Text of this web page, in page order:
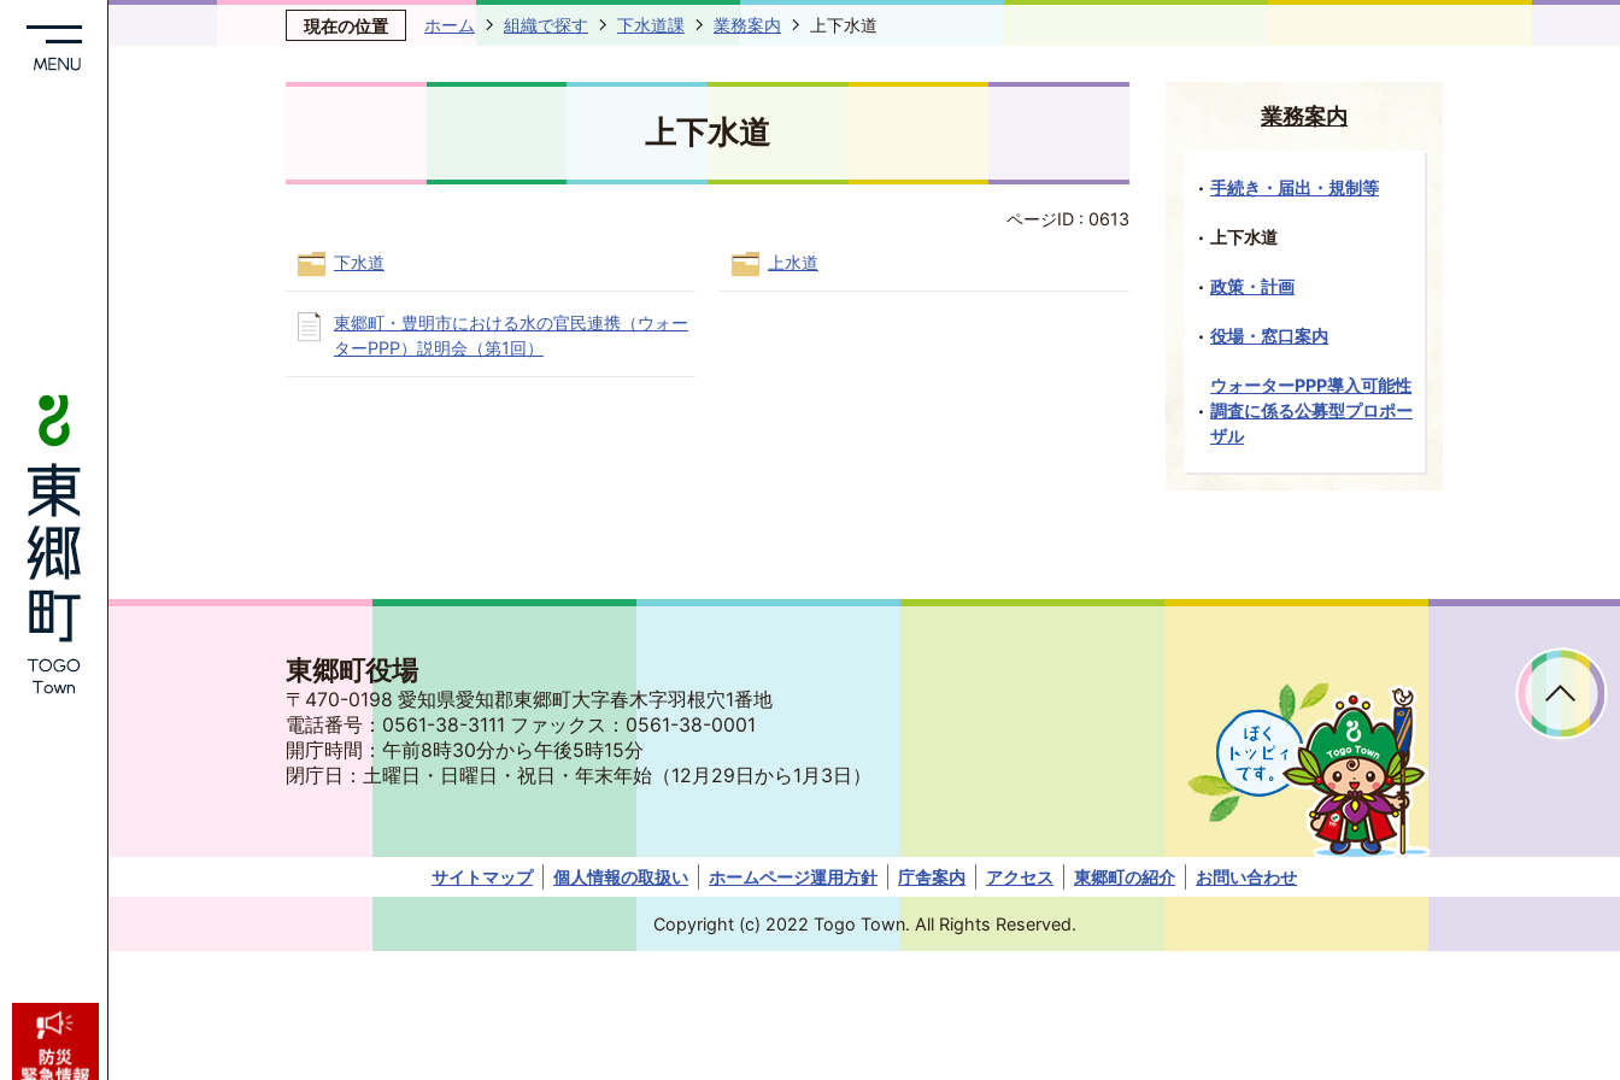
現在の位置 ホーム 組織で探す 下水道課 業務案内 上下水道
上下水道
ページID : 0613
下水道 上水道
東郷町・豊明市における水の官民連携（ウォー
ターPPP）説明会（第1回）
業務案内
手続き・届出・規制等
上下水道
政策・計画
役場・窓口案内
ウォーターPPP導入可能性
調査に係る公募型プロポー
ザル
東郷町役場
〒470-0198 愛知県愛知郡東郷町大字春木字羽根穴1番地
電話番号：0561-38-3111 ファックス：0561-38-0001
開庁時間：午前8時30分から午後5時15分
閉庁日：土曜日・日曜日・祝日・年末年始 （12月29日から1月3日）
ッ
ピ
す。
サイトマップ 個人情報の取扱い ホームページ運用方針 庁舎案内 アクセス 東郷町の紹介 お問い合わせ
Copyright (c) 2022 Togo Town. All Rights Reserved.